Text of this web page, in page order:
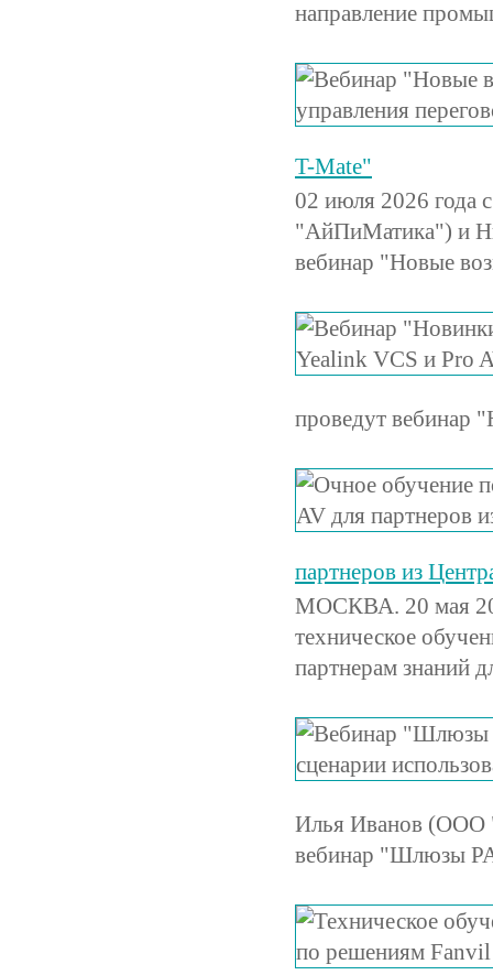
направление
T-Mate"
02 июля 2026
"АйПиМатика") и
вебинар "Новые
проведут вебинар
партнеров из
МОСКВА. 20 мая
техническое
партнерам знаний
Илья Иванов (ООО
вебинар "Шлюзы